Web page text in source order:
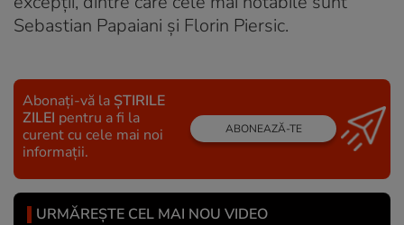
Sebastian Papaiani şi Florin Piersic.
Abonați-vă la ȘTIRILE
ZILEI pentru a fi la
curent cu cele mai noi
informații.
ABONEAZĂ-TE
URMĂREȘTE CEL MAI NOU VIDEO